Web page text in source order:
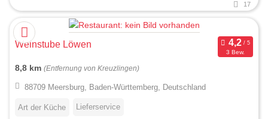
17
Weinstube Löwen
3 Bew.
8,8 km (Entfernung von Kreuzlingen)
88709 Meersburg, Baden-Württemberg, Deutschland
Art der Küche Lieferservice